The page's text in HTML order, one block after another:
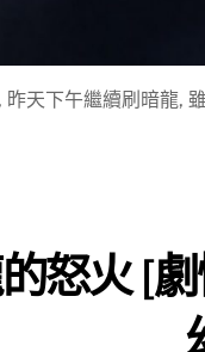
天下午繼續刷暗龍,
怒火 [